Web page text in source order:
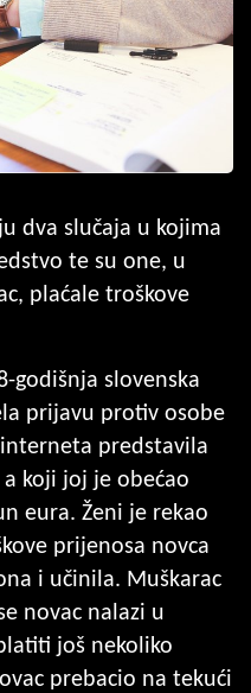
dva slučaja u kojima
te su one, u
plaćale troškove
godišnja slovenska
prijavu protiv osobe
predstavila
koji joj je obećao
eura. Ženi je rekao
prijenosa novca
i učinila. Muškarac
novac nalazi u
još nekoliko
prebacio na tekući